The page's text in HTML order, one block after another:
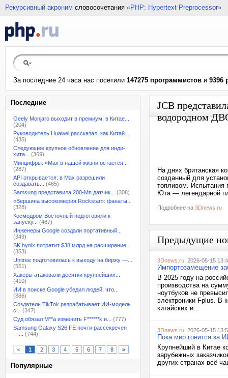
Рекурсивный акроним словосочетания «PHP: Hypertext Preprocessor»
За последние 24 часа нас посетили 147275 программистов и 9396
Последние
Geely Monjaro выходит в премиум: в Китае...
(204)
Руководитель Huawei рассказал, как Китай...
(435)
Следующее крупное обновление для инди-
хита...
(369)
Минцифры: «Max в нашей жизни остается...
(287)
API открывается: в Max разрешили
создавать...
(465)
Samsung представила 200-Мп датчик...
(308)
«Вершина высокомерия Rockstar»: фанаты...
(328)
Космодром Восточный подготовили к
запуску...
(467)
Инженеры Google создали портативный...
(349)
SK hynix потратит $38 млрд на расширение...
(353)
Unitree подготовилась к выходу на биржу —...
(551)
Хакеры атаковали десятки крупнейших...
(410)
ИИ в поиске Google убедил людей, что...
(886)
Создатель TikTok разрабатывает ИИ-модель
с...
(347)
Суд обязал M**a изменить F******k и...
(777)
Samsung Galaxy S26 FE почти рассекречен
—...
(744)
< 1 2 3 4 5 6 7 8 >
Популярные
JCB
водородном
На днях британская
созданный для
топливом. Испытания
Юта — легендарной
Подробнее на 3Dnews.ru
Предыдущие
3Dnews.ru , 2026-05-15
Импортозамещение
В 2025 году на
производства на
ноутбуков не
электроники Fplus. В
китайских и...
3Dnews.ru , 2026-05-15
Пока мир гонится за
Крупнейший в Китае
зарубежных
других странах всё